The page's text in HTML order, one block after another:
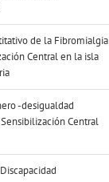
de la Fibromialgia
Central en la isla
-desigualdad
Central